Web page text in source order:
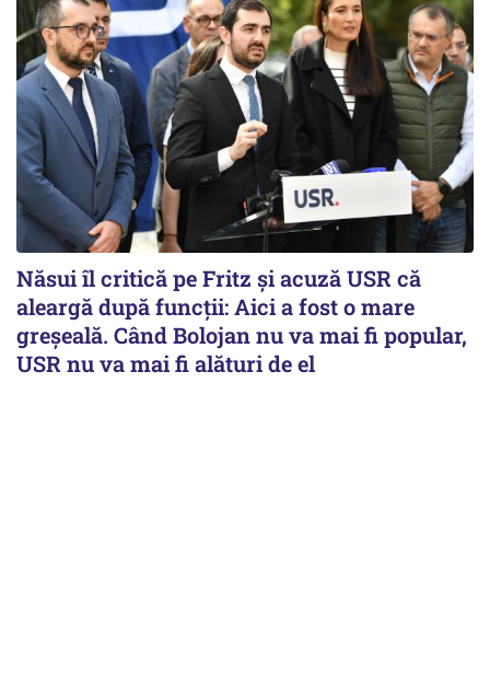
Năsui îl critică pe Fritz și acuză USR că
aleargă după funcții: Aici a fost o mare
greșeală. Când Bolojan nu va mai fi popular,
USR nu va mai fi alături de el